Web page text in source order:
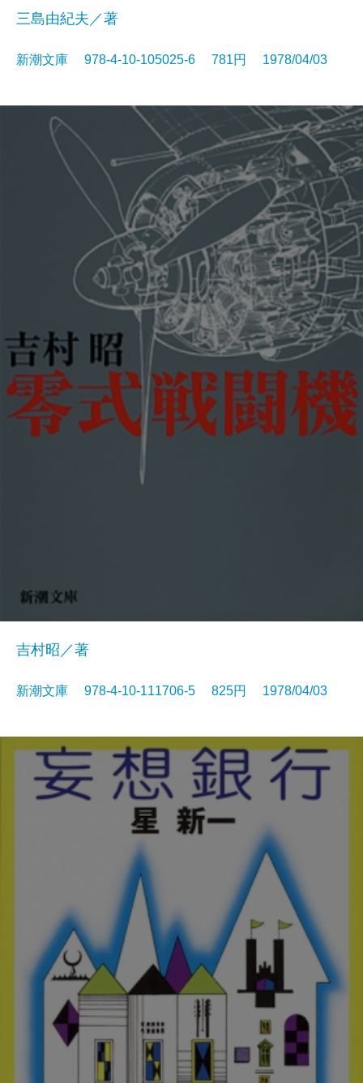
三島由紀夫／著
新潮文庫 978-4-10-105025-6 781円 1978/04/03
吉村昭／著
新潮文庫 978-4-10-111706-5 825円 1978/04/03